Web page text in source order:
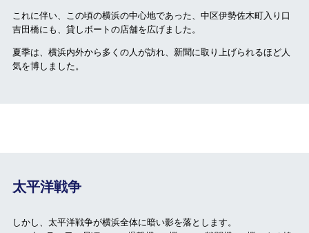
これに伴い、この頃の横浜の中心地であった、中区伊勢佐木町入り口
吉田橋にも、貸しボートの店舗を広げました。
夏季は、横浜内外から多くの人が訪れ、新聞に取り上げられるほど人
気を博しました。
太平洋戦争
しかし、太平洋戦争が横浜全体に暗い影を落とします。